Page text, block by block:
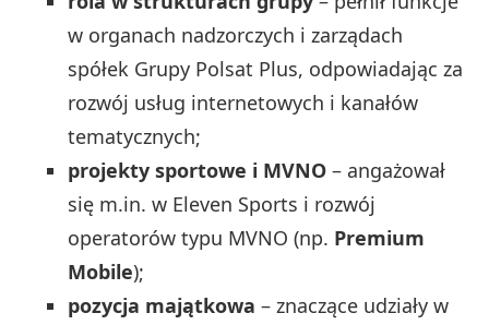
w organach nadzorczych i zarządach
spółek Grupy Polsat Plus, odpowiadając za
rozwój usług internetowych i kanałów
tematycznych;
projekty sportowe i MVNO – angażował
się m.in. w Eleven Sports i rozwój
operatorów typu MVNO (np. Premium
Mobile);
pozycja majątkowa – znaczące udziały w